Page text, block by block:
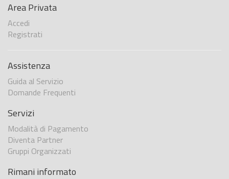
Area Privata
Accedi
Registrati
Assistenza
Guida al Servizio
Domande Frequenti
Servizi
Modalità di Pagamento
Diventa Partner
Gruppi Organizzati
Rimani informato